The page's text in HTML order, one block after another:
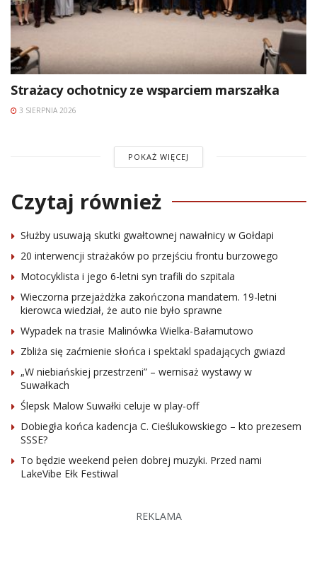
Strażacy ochotnicy ze wsparciem marszałka
3 SIERPNIA 2026
POKAŻ WIĘCEJ
Czytaj również
Służby usuwają skutki gwałtownej nawałnicy w Gołdapi
20 interwencji strażaków po przejściu frontu burzowego
Motocyklista i jego 6-letni syn trafili do szpitala
Wieczorna przejażdżka zakończona mandatem. 19-letni
kierowca wiedział, że auto nie było sprawne
Wypadek na trasie Malinówka Wielka-Bałamutowo
Zbliża się zaćmienie słońca i spektakl spadających gwiazd
„W niebiańskiej przestrzeni” – wernisaż wystawy w
Suwałkach
Ślepsk Malow Suwałki celuje w play-off
Dobiegła końca kadencja C. Cieślukowskiego – kto prezesem
SSSE?
To będzie weekend pełen dobrej muzyki. Przed nami
LakeVibe Ełk Festiwal
REKLAMA